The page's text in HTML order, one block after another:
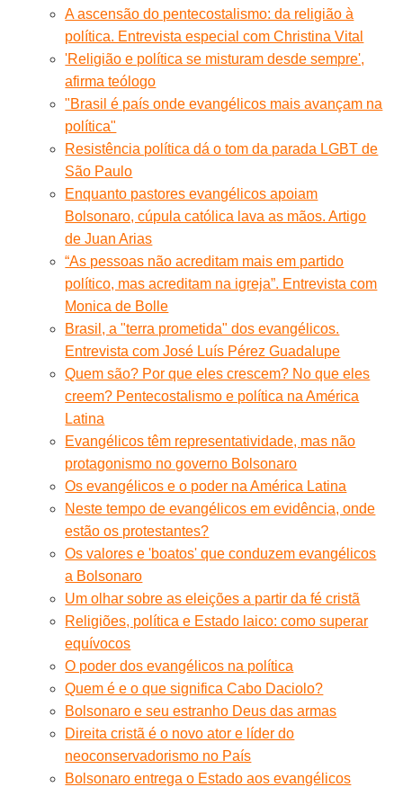
A ascensão do pentecostalismo: da religião à
política. Entrevista especial com Christina Vital
'Religião e política se misturam desde sempre',
afirma teólogo
"Brasil é país onde evangélicos mais avançam na
política"
Resistência política dá o tom da parada LGBT de
São Paulo
Enquanto pastores evangélicos apoiam
Bolsonaro, cúpula católica lava as mãos. Artigo
de Juan Arias
“As pessoas não acreditam mais em partido
político, mas acreditam na igreja”. Entrevista com
Monica de Bolle
Brasil, a "terra prometida" dos evangélicos.
Entrevista com José Luís Pérez Guadalupe
Quem são? Por que eles crescem? No que eles
creem? Pentecostalismo e política na América
Latina
Evangélicos têm representatividade, mas não
protagonismo no governo Bolsonaro
Os evangélicos e o poder na América Latina
Neste tempo de evangélicos em evidência, onde
estão os protestantes?
Os valores e 'boatos' que conduzem evangélicos
a Bolsonaro
Um olhar sobre as eleições a partir da fé cristã
Religiões, política e Estado laico: como superar
equívocos
O poder dos evangélicos na política
Quem é e o que significa Cabo Daciolo?
Bolsonaro e seu estranho Deus das armas
Direita cristã é o novo ator e líder do
neoconservadorismo no País
Bolsonaro entrega o Estado aos evangélicos